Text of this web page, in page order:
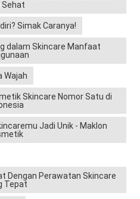
Sehat
Simak Caranya!
dalam Skincare Manfaat
Wajah
Skincare Nomor Satu di
Jadi Unik - Maklon
Dengan Perawatan Skincare
Tepat